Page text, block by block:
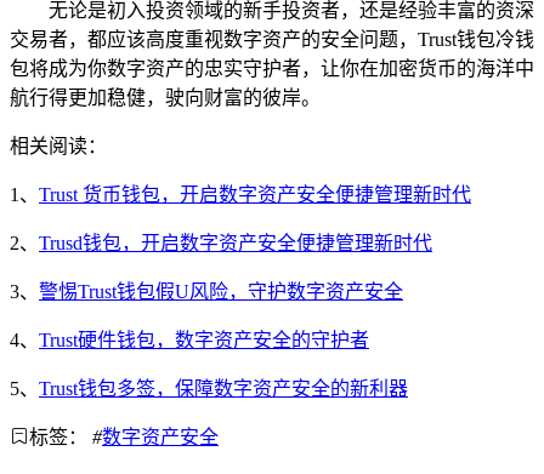
无论是初入投资领域的新手投资者，还是经验丰富的资深
交易者，都应该高度重视数字资产的安全问题，Trust钱包冷钱
包将成为你数字资产的忠实守护者，让你在加密货币的海洋中
航行得更加稳健，驶向财富的彼岸。
相关阅读：
1、 Trust 货币钱包，开启数字资产安全便捷管理新时代
2、 Trusd钱包，开启数字资产安全便捷管理新时代
3、 警惕Trust钱包假U风险，守护数字资产安全
4、 Trust硬件钱包，数字资产安全的守护者
5、 Trust钱包多签，保障数字资产安全的新利器
标签： #数字资产安全